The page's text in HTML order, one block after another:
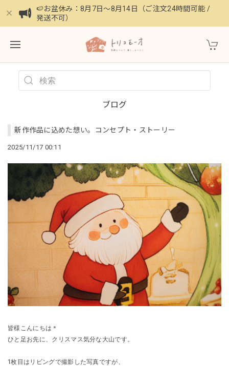
🍉お盆休み：8月7日〜8月14日（ご注文24時間可能 /
発送不可）
ブログ
新作作品に込めた想い。コンセプト・ストーリー
2025/11/17 00:11
皆様こんにちは＊
ひと足お先に、クリスマス気分な大山です。
1枚目はリビングで撮影した写真ですが、